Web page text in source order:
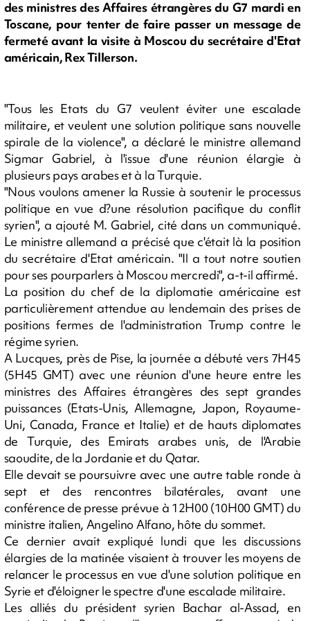
des ministres des Affaires étrangères du G7 mardi en
Toscane, pour tenter de faire passer un message de
fermeté avant la visite à Moscou du secrétaire d'Etat
américain, Rex Tillerson.
"Tous les Etats du G7 veulent éviter une escalade
militaire, et veulent une solution politique sans nouvelle
spirale de la violence", a déclaré le ministre allemand
Sigmar Gabriel, à l'issue d'une réunion élargie à
plusieurs pays arabes et à la Turquie.
"Nous voulons amener la Russie à soutenir le processus
politique en vue d?une résolution pacifique du conflit
syrien", a ajouté M. Gabriel, cité dans un communiqué.
Le ministre allemand a précisé que c'était là la position
du secrétaire d'Etat américain. "Il a tout notre soutien
pour ses pourparlers à Moscou mercredi", a-t-il affirmé.
La position du chef de la diplomatie américaine est
particulièrement attendue au lendemain des prises de
positions fermes de l'administration Trump contre le
régime syrien.
A Lucques, près de Pise, la journée a débuté vers 7H45
(5H45 GMT) avec une réunion d'une heure entre les
ministres des Affaires étrangères des sept grandes
puissances (Etats-Unis, Allemagne, Japon, Royaume-
Uni, Canada, France et Italie) et de hauts diplomates
de Turquie, des Emirats arabes unis, de l'Arabie
saoudite, de la Jordanie et du Qatar.
Elle devait se poursuivre avec une autre table ronde à
sept et des rencontres bilatérales, avant une
conférence de presse prévue à 12H00 (10H00 GMT) du
ministre italien, Angelino Alfano, hôte du sommet.
Ce dernier avait expliqué lundi que les discussions
élargies de la matinée visaient à trouver les moyens de
relancer le processus en vue d'une solution politique en
Syrie et d'éloigner le spectre d'une escalade militaire.
Les alliés du président syrien Bachar al-Assad, en